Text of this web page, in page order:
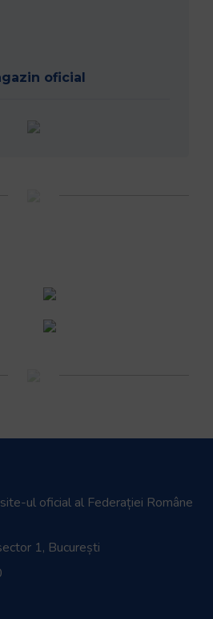
oficial
ul oficial al Federației Române
1, București